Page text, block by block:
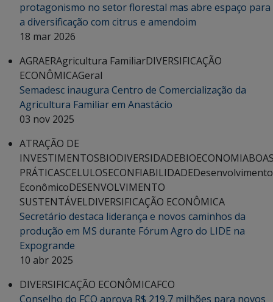
protagonismo no setor florestal mas abre espaço para
a diversificação com citrus e amendoim
18 mar 2026
AGRAERAgricultura FamiliarDIVERSIFICAÇÃO
ECONÔMICAGeral
Semadesc inaugura Centro de Comercialização da
Agricultura Familiar em Anastácio
03 nov 2025
ATRAÇÃO DE
INVESTIMENTOSBIODIVERSIDADEBIOECONOMIA
PRÁTICASCELULOSECONFIABILIDADEDesenvolvimento
EconômicoDESENVOLVIMENTO
SUSTENTÁVELDIVERSIFICAÇÃO ECONÔMICA
Secretário destaca liderança e novos caminhos da
produção em MS durante Fórum Agro do LIDE na
Expogrande
10 abr 2025
DIVERSIFICAÇÃO ECONÔMICAFCO
Conselho do FCO aprova R$ 219,7 milhões para novos